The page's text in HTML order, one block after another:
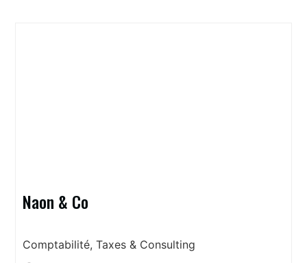
Naon & Co
Comptabilité, Taxes & Consulting